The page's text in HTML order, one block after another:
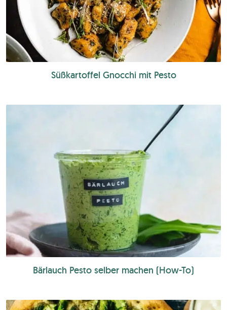
Süßkartoffel Gnocchi mit Pesto
Bärlauch Pesto selber machen (How-To)